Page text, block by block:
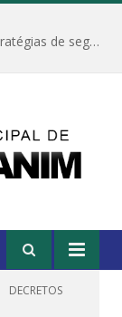
Câmara Municipal de Marapanim discute estratégias de segurança com autoridades e poder executivo
DECRETOS